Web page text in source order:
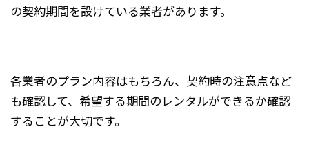
の契約期間を設けている業者があります。
各業者のプラン内容はもちろん、契約時の注意点など
も確認して、希望する期間のレンタルができるか確認
することが大切です。